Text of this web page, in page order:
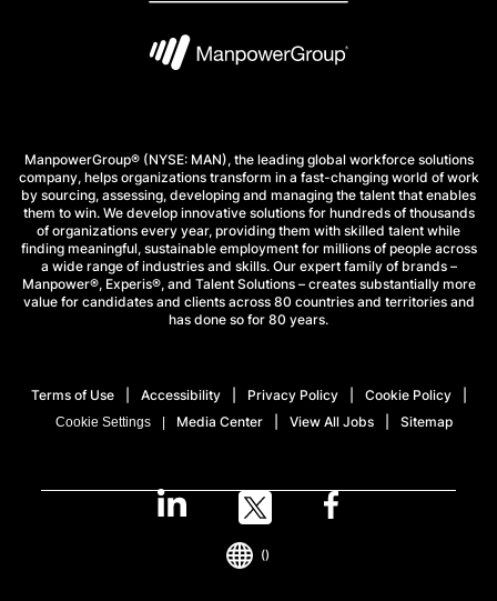
ManpowerGroup® (NYSE: MAN), the leading global workforce solutions
company, helps organizations transform in a fast-changing world of work
by sourcing, assessing, developing and managing the talent that enables
them to win. We develop innovative solutions for hundreds of thousands
of organizations every year, providing them with skilled talent while
finding meaningful, sustainable employment for millions of people across
a wide range of industries and skills. Our expert family of brands –
Manpower®, Experis®, and Talent Solutions – creates substantially more
value for candidates and clients across 80 countries and territories and
has done so for 80 years.
Terms of Use Accessibility Privacy Policy Cookie Policy
Cookie Settings Media Center View All Jobs Sitemap
()